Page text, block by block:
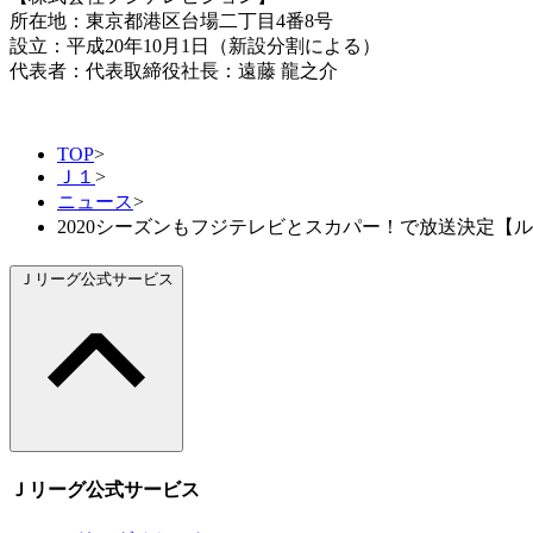
所在地：東京都港区台場二丁目4番8号
設立：平成20年10月1日（新設分割による）
代表者：代表取締役社長：遠藤 龍之介
TOP>
Ｊ１ >
ニュース>
2020シーズンもフジテレビとスカパー！で放送決定【ル
Ｊリーグ公式サービス
Ｊリーグ公式サービス